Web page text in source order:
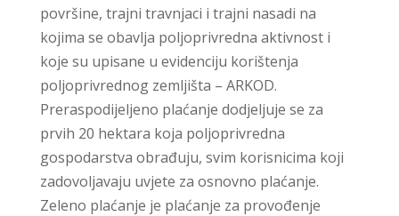
površine, trajni travnjaci i trajni nasadi na
kojima se obavlja poljoprivredna aktivnost i
koje su upisane u evidenciju korištenja
poljoprivrednog zemljišta – ARKOD.
Preraspodijeljeno plaćanje dodjeljuje se za
prvih 20 hektara koja poljoprivredna
gospodarstva obrađuju, svim korisnicima koji
zadovoljavaju uvjete za osnovno plaćanje.
Zeleno plaćanje je plaćanje za provođenje